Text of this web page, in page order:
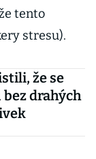
tento
stresu).
že se
drahých